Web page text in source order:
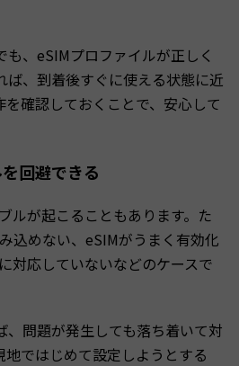
、eSIMプロファイルが正しく
ば、到着後すぐに使える状態に近
確認しておくことで、安心して
回避できる
ルが起こることもあります。た
込めない、eSIMがうまく有効化
対応していないなどのケースで
、問題が発生しても落ち着いて対
ではじめて設定しようとする